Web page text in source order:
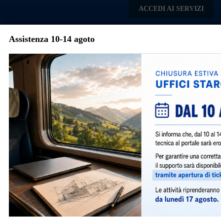
ACCEDI AI SERVIZI
Menu
Torna agli articoli
Avvisi e Notizie
Richiesta di accesso atti per settore edilizia
2081 | settembre 15, 2022 | SUE |
Si avvisa cheda lunedì 19/09/2022 è attivata la
presentazione digitale della richiesta di Accesso
Atti per il settore Edilizia.
Assistenza 10-14 agoto